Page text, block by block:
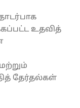
உதவித்
தேர்தல்கள்